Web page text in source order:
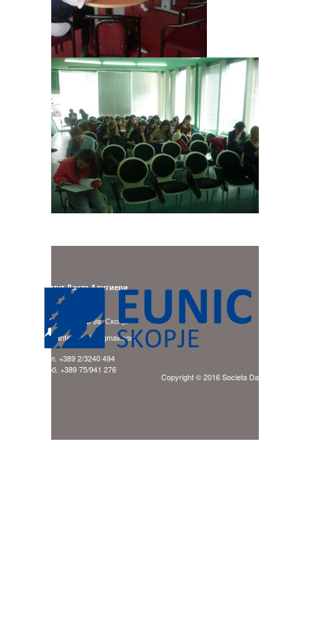
Copyright © 2016 Societa Dante Alighieri
Институт Данте Алигиери
бул. Гоце Делчев 9a, Скопје
E-mail: ladante.skopje@gmail.com
тел. +389 2/3240 494
моб. +389 75/941 276